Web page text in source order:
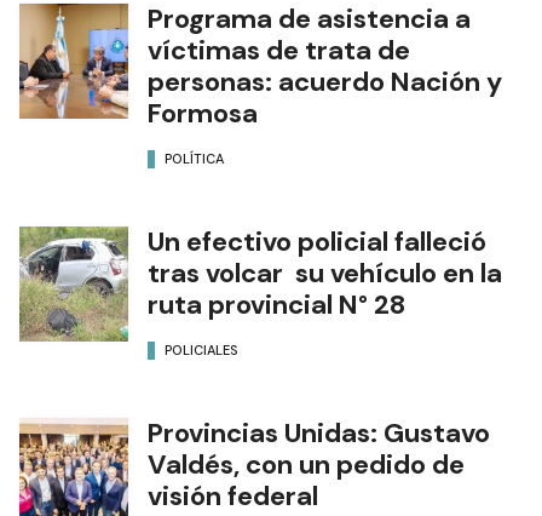
Programa de asistencia a
víctimas de trata de
personas: acuerdo Nación y
Formosa
POLÍTICA
Un efectivo policial falleció
tras volcar su vehículo en la
ruta provincial N° 28
POLICIALES
Provincias Unidas: Gustavo
Valdés, con un pedido de
visión federal